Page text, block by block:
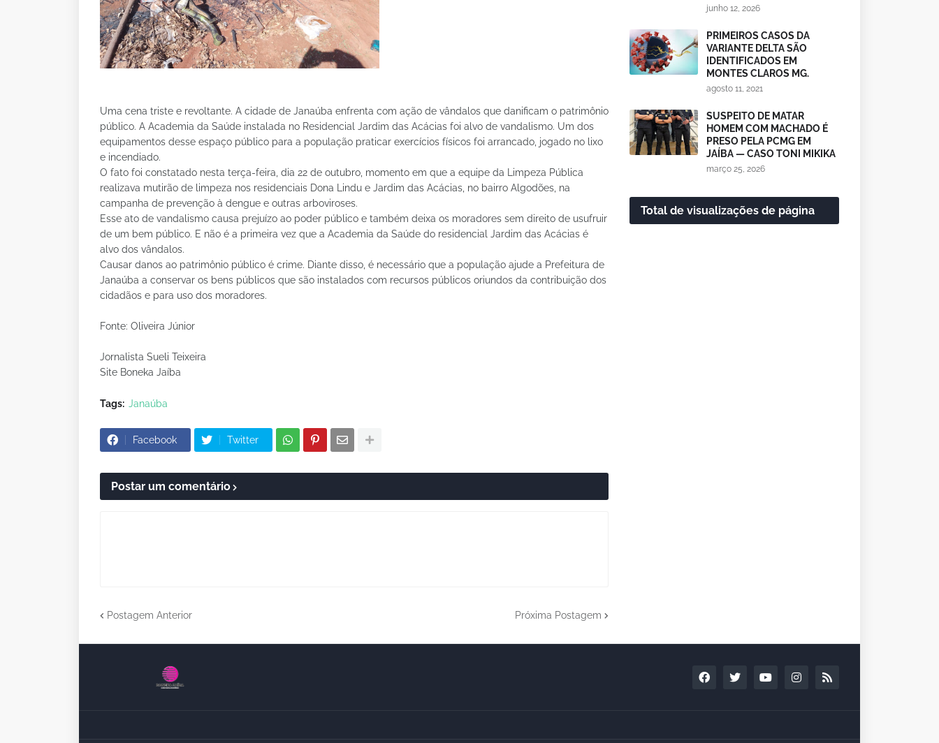
Uma cena triste e revoltante. A cidade de Janaúba enfrenta com ação de vândalos que danificam o patrimônio
público. A Academia da Saúde instalada no Residencial Jardim das Acácias foi alvo de vandalismo. Um dos
equipamentos desse espaço público para a população praticar exercícios físicos foi arrancado, jogado no lixo
e incendiado.
O fato foi constatado nesta terça-feira, dia 22 de outubro, momento em que a equipe da Limpeza Pública
realizava mutirão de limpeza nos residenciais Dona Lindu e Jardim das Acácias, no bairro Algodões, na
campanha de prevenção à dengue e outras arboviroses.
Esse ato de vandalismo causa prejuízo ao poder público e também deixa os moradores sem direito de usufruir
de um bem público. E não é a primeira vez que a Academia da Saúde do residencial Jardim das Acácias é
alvo dos vândalos.
Causar danos ao patrimônio público é crime. Diante disso, é necessário que a população ajude a Prefeitura de
Janaúba a conservar os bens públicos que são instalados com recursos públicos oriundos da contribuição dos
cidadãos e para uso dos moradores.
Fonte: Oliveira Júnior
Jornalista Sueli Teixeira
Site Boneka Jaíba
Tags: Janaúba
Facebook Twitter
Postar um comentário
Postagem Anterior Próxima Postagem
junho 12, 2026
PRIMEIROS CASOS DA
VARIANTE DELTA SÃO
IDENTIFICADOS EM
MONTES CLAROS MG.
agosto 11, 2021
SUSPEITO DE MATAR
HOMEM COM MACHADO É
PRESO PELA PCMG EM
JAÍBA — CASO TONI MIKIKA
março 25, 2026
Total de visualizações de página